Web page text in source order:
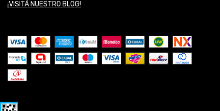
¡VISITÁ NUESTRO BLOG!